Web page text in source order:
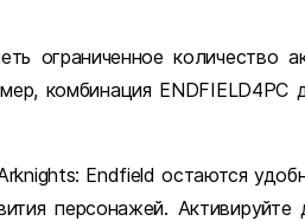
ограниченное количество
комбинация ENDFIELD4PC
Endfield остаются
персонажей.